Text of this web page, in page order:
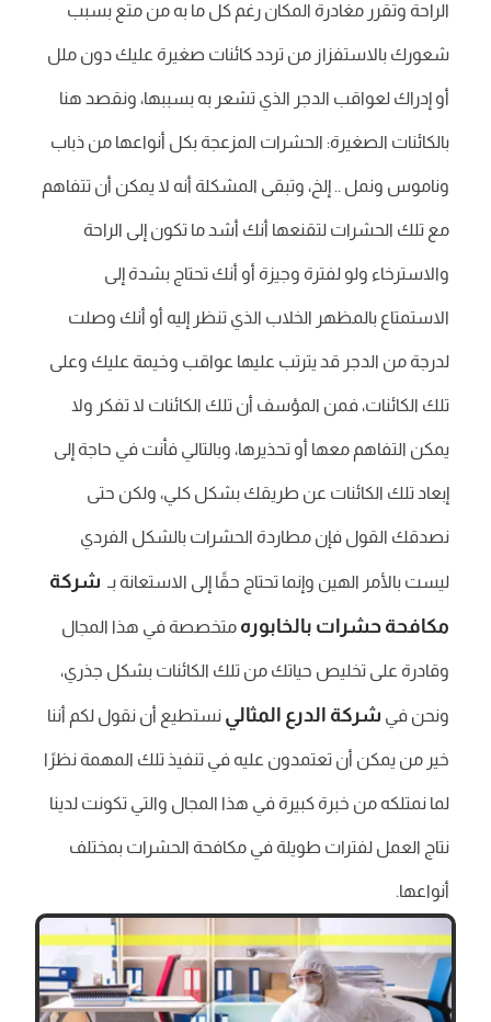
الراحة وتقرر مغادرة المكان رغم كل ما به من متع بسبب
شعورك بالاستفزاز من تردد كائنات صغيرة عليك دون ملل
أو إدراك لعواقب الدجر الذي تشعر به بسببها، ونقصد هنا
بالكائنات الصغيرة: الحشرات المزعجة بكل أنواعها من ذباب
وناموس ونمل .. إلخ، وتبقى المشكلة أنه لا يمكن أن تتفاهم
مع تلك الحشرات لتقنعها أنك أشد ما تكون إلى الراحة
والاسترخاء ولو لفترة وجيزة أو أنك تحتاج بشدة إلى
الاستمتاع بالمظهر الخلاب الذي تنظر إليه أو أنك وصلت
لدرجة من الدجر قد يترتب عليها عواقب وخيمة عليك وعلى
تلك الكائنات، فمن المؤسف أن تلك الكائنات لا تفكر ولا
يمكن التفاهم معها أو تحذيرها، وبالتالي فأنت في حاجة إلى
إبعاد تلك الكائنات عن طريقك بشكل كلي، ولكن حتى
نصدقك القول فإن مطاردة الحشرات بالشكل الفردي
ليست بالأمر الهين وإنما تحتاج حقًا إلى الاستعانة بـ شركة
مكافحة حشرات بالخابوره متخصصة في هذا المجال
وقادرة على تخليص حياتك من تلك الكائنات بشكل جذري،
ونحن في شركة الدرع المثالي نستطيع أن نقول لكم أننا
خير من يمكن أن تعتمدون عليه في تنفيذ تلك المهمة نظرًا
لما نمتلكه من خبرة كبيرة في هذا المجال والتي تكونت لدينا
نتاج العمل لفترات طويلة في مكافحة الحشرات بمختلف
أنواعها.